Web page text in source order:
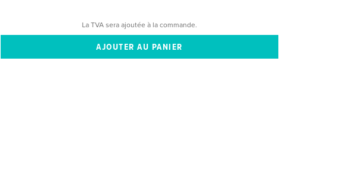
La TVA sera ajoutée à la commande.